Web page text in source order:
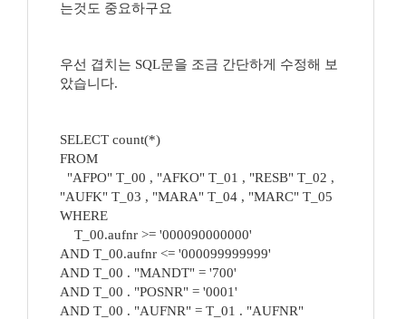
는것도 중요하구요
우선 겹치는 SQL문을 조금 간단하게 수정해 보
았습니다.
SELECT count(*)
FROM
"AFPO" T_00 , "AFKO" T_01 , "RESB" T_02 ,
"AUFK" T_03 , "MARA" T_04 , "MARC" T_05
WHERE
T_00.aufnr >= '000090000000'
AND T_00.aufnr <= '000099999999'
AND T_00 . "MANDT" = '700'
AND T_00 . "POSNR" = '0001'
AND T_00 . "AUFNR" = T_01 . "AUFNR"